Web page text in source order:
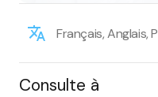
Français, Anglais,
Consulte à